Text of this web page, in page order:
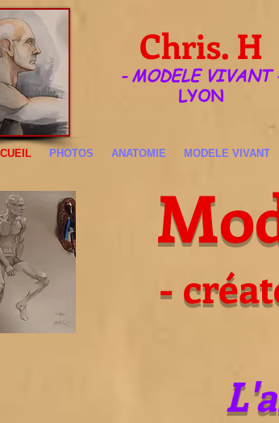
PHOTOS ANATOMIE MODELE VIVANT
-
Chris. H
- MODELE VIVANT
LYON